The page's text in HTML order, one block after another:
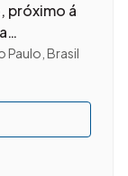
próximo á
Paulo Brasil